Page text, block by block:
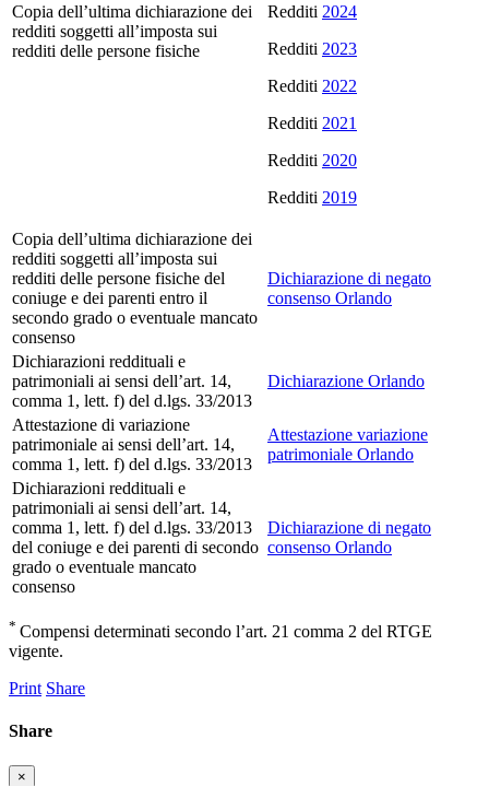
Copia dell’ultima dichiarazione dei
redditi soggetti all’imposta sui
redditi delle persone fisiche
Redditi 2024
Redditi 2023
Redditi 2022
Redditi 2021
Redditi 2020
Redditi 2019
Copia dell’ultima dichiarazione dei
redditi soggetti all’imposta sui
redditi delle persone fisiche del
coniuge e dei parenti entro il
secondo grado o eventuale mancato
consenso
Dichiarazione di negato
consenso Orlando
Dichiarazioni reddituali e
patrimoniali ai sensi dell’art. 14,
comma 1, lett. f) del d.lgs. 33/2013
Dichiarazione Orlando
Attestazione di variazione
patrimoniale ai sensi dell’art. 14,
comma 1, lett. f) del d.lgs. 33/2013
Attestazione variazione
patrimoniale Orlando
Dichiarazioni reddituali e
patrimoniali ai sensi dell’art. 14,
comma 1, lett. f) del d.lgs. 33/2013
del coniuge e dei parenti di secondo
grado o eventuale mancato
consenso
Dichiarazione di negato
consenso Orlando
* Compensi determinati secondo l’art. 21 comma 2 del RTGE
vigente.
Print Share
Share
×